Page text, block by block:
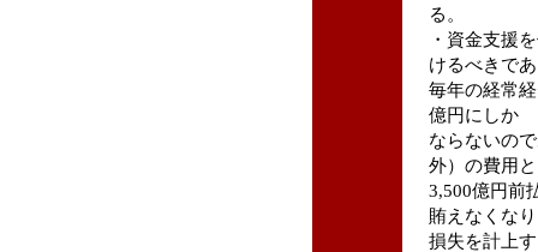
る。
・資金支援
けるべきで
毎年の経常
億円にしか
ならないの
外）の費用
3,500億円前
賄えなくな
損失を計上